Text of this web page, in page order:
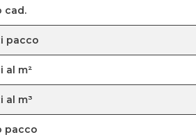
cad.
pacco
al m²
al m³
pacco